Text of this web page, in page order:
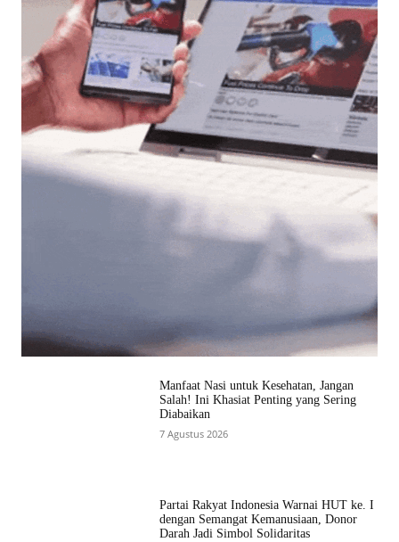
Manfaat Nasi untuk Kesehatan, Jangan
Salah! Ini Khasiat Penting yang Sering
Diabaikan
7 Agustus 2026
Partai Rakyat Indonesia Warnai HUT ke. I
dengan Semangat Kemanusiaan, Donor
Darah Jadi Simbol Solidaritas